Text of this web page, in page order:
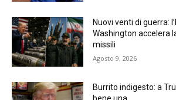
Nuovi venti di guerra:
Washington accelera
missili
Agosto 9, 2026
Burrito indigesto: a